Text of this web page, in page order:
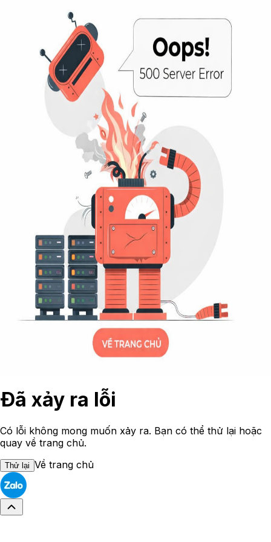
Đã xảy ra lỗi
Có lỗi không mong muốn xảy ra. Bạn có thể thử lại hoặc
quay về trang chủ.
Thử lại Về trang chủ